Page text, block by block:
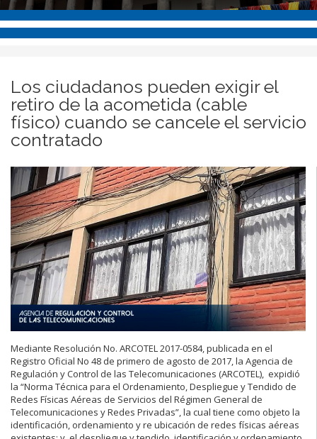
Los ciudadanos pueden exigir el
retiro de la acometida (cable
físico) cuando se cancele el servicio
contratado
Mediante Resolución No. ARCOTEL 2017-0584, publicada en el
Registro Oficial No 48 de primero de agosto de 2017, la Agencia de
Regulación y Control de las Telecomunicaciones (ARCOTEL), expidió
la “Norma Técnica para el Ordenamiento, Despliegue y Tendido de
Redes Físicas Aéreas de Servicios del Régimen General de
Telecomunicaciones y Redes Privadas”, la cual tiene como objeto la
identificación, ordenamiento y re ubicación de redes físicas aéreas